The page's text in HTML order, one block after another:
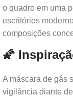
o quadro em uma
escritórios
composições
🌠
A máscara de gás
vigilância diante